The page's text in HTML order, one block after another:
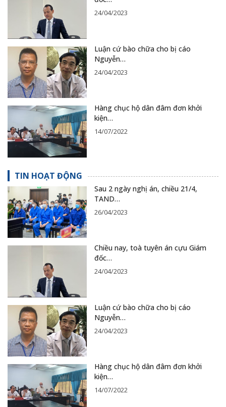
24/04/2023
Luận cứ bào chữa cho bị cáo
Nguyễn…
24/04/2023
Hàng chục hộ dân đâm đơn khởi
kiện…
14/07/2022
TIN HOẠT ĐỘNG
Sau 2 ngày nghị án, chiều 21/4,
TAND…
26/04/2023
Chiều nay, toà tuyên án cựu Giám
đốc…
24/04/2023
Luận cứ bào chữa cho bị cáo
Nguyễn…
24/04/2023
Hàng chục hộ dân đâm đơn khởi
kiện…
14/07/2022